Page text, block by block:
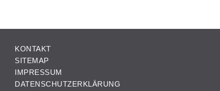
KONTAKT
SITEMAP
IMPRESSUM
DATENSCHUTZERKLÄRUNG